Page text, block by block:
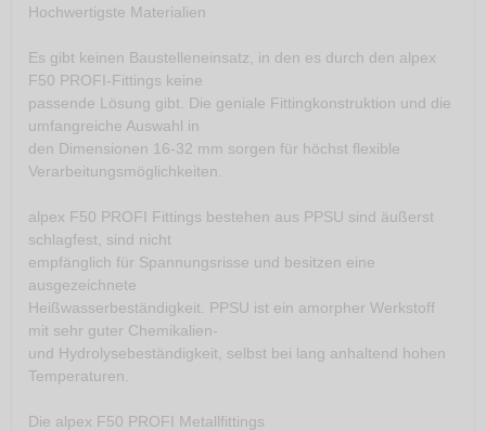
Hochwertigste Materialien
Es gibt keinen Baustelleneinsatz, in den es durch den alpex
F50 PROFI-Fittings keine
passende Lösung gibt. Die geniale Fittingkonstruktion und die
umfangreiche Auswahl in
den Dimensionen 16-32 mm sorgen für höchst flexible
Verarbeitungsmöglichkeiten.
alpex F50 PROFI Fittings bestehen aus PPSU sind äußerst
schlagfest, sind nicht
empfänglich für Spannungsrisse und besitzen eine
ausgezeichnete
Heißwasserbeständigkeit. PPSU ist ein amorpher Werkstoff
mit sehr guter Chemikalien-
und Hydrolysebeständigkeit, selbst bei lang anhaltend hohen
Temperaturen.
Die alpex F50 PROFI Metallfittings